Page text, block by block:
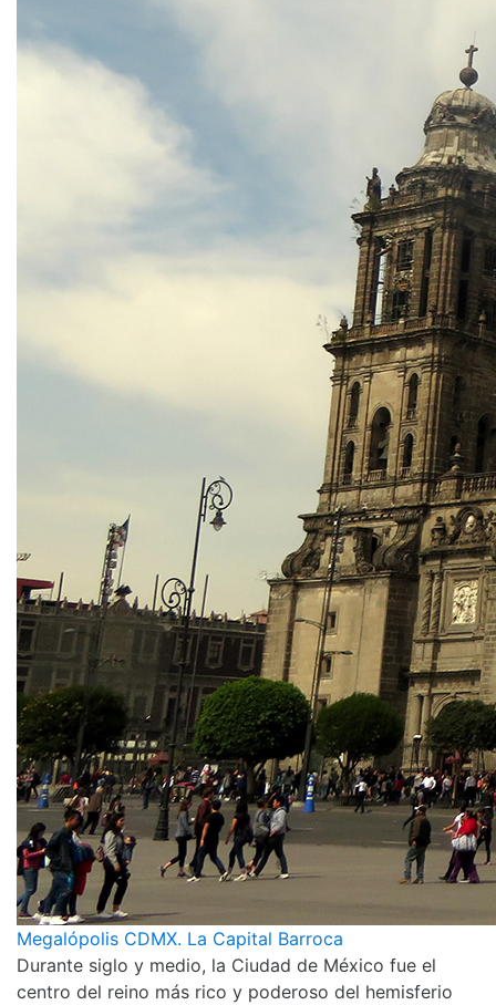
Megalópolis CDMX. La Capital Barroca
Durante siglo y medio, la Ciudad de México fue el
centro del reino más rico y poderoso del hemisferio